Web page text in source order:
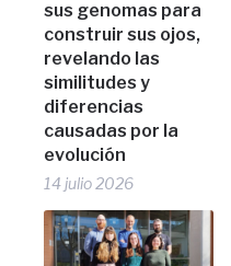
sus genomas para
construir sus ojos,
revelando las
similitudes y
diferencias
causadas por la
evolución
14 julio 2026